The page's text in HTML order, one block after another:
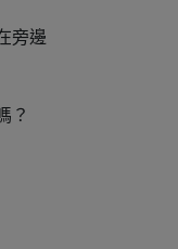
旁邊
？